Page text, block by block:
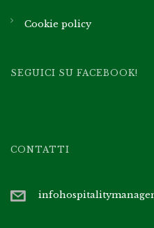
Cookie policy
SEGUICI SU FACEBOOK!
CONTATTI